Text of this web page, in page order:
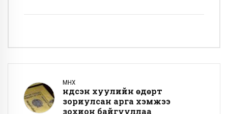
ӨМНӨХ
Үндсэн хуулийн өдөрт
зориулсан арга хэмжээ
зохион байгууллаа